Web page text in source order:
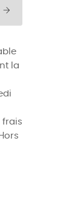
la
frais